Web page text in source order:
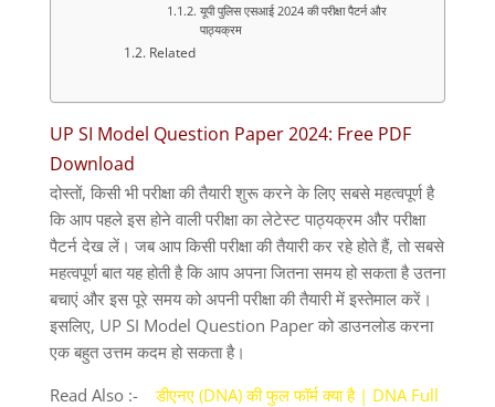
यूपी पुलिस एसआई 2024 की परीक्षा पैटर्न और
पाठ्यक्रम
Related
UP SI Model Question Paper 2024: Free PDF
Download
दोस्तों, किसी भी परीक्षा की तैयारी शुरू करने के लिए सबसे महत्वपूर्ण है
कि आप पहले इस होने वाली परीक्षा का लेटेस्ट पाठ्यक्रम और परीक्षा
पैटर्न देख लें। जब आप किसी परीक्षा की तैयारी कर रहे होते हैं, तो सबसे
महत्वपूर्ण बात यह होती है कि आप अपना जितना समय हो सकता है उतना
बचाएं और इस पूरे समय को अपनी परीक्षा की तैयारी में इस्तेमाल करें।
इसलिए, UP SI Model Question Paper को डाउनलोड करना
एक बहुत उत्तम कदम हो सकता है।
Read Also :-
डीएनए (DNA) की फुल फॉर्म क्या है | DNA Full